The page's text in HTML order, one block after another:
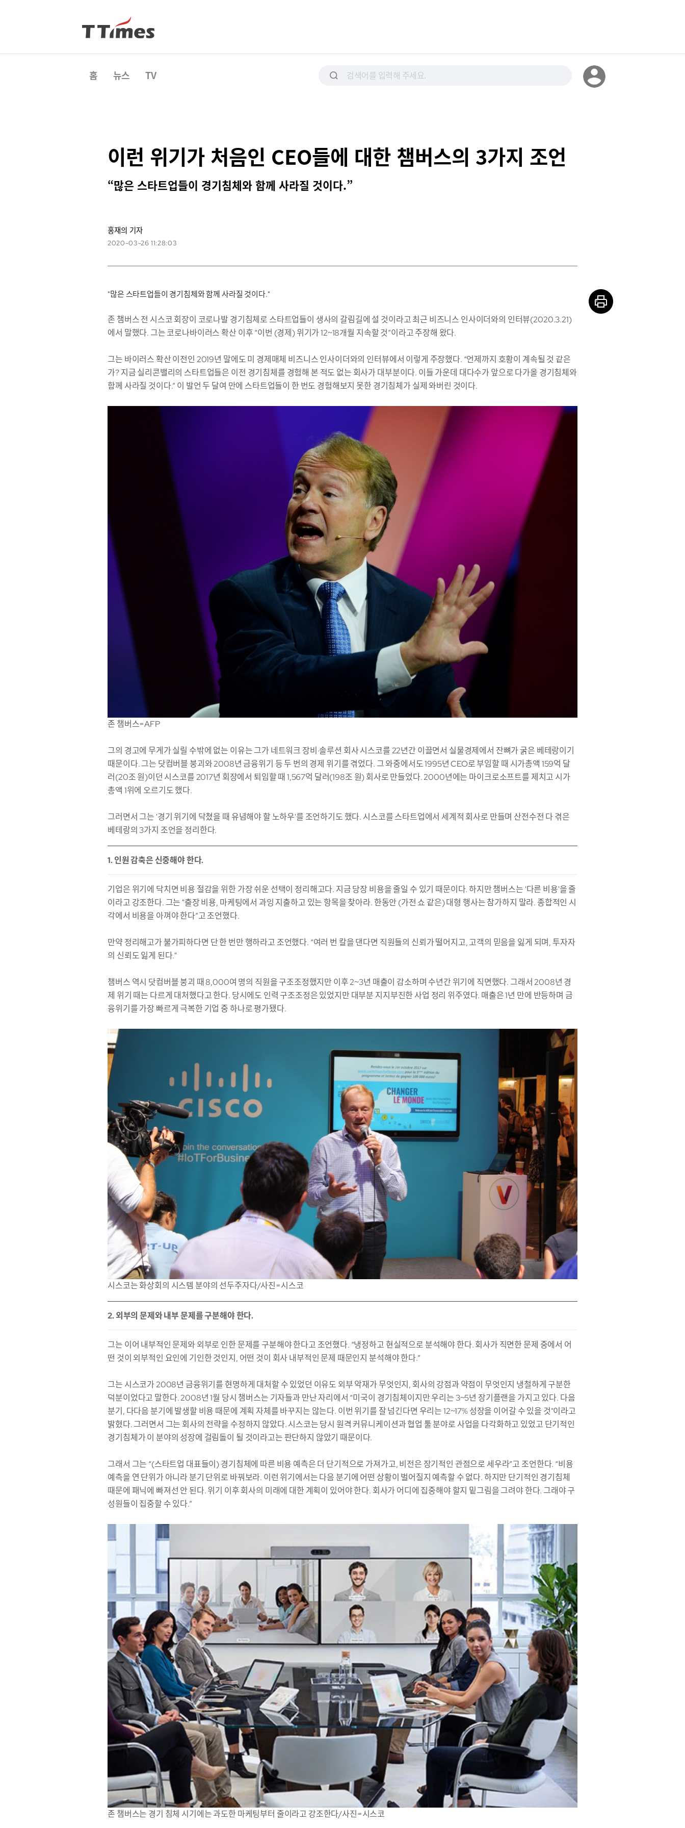
홈 뉴스 TV
이런 위기가 처음인 CEO들에 대한 챔버스의 3가지 조언
“많은 스타트업들이 경기침체와 함께 사라질 것이다.”
"많은 스타트업들이 경기침체와 함께 사라질 것이다."
존 챔버스 전 시스코 회장이 코로나발 경기침체로 스타트업들이 생사의 갈림길에 설 것이라고 최근 비즈니스 인사이더와의 인터뷰(2020.3.21)
에서 말했다. 그는 코로나바이러스 확산 이후 “이번 (경제) 위기가 12~18개월 지속할 것”이라고 주장해 왔다.
그는 바이러스 확산 이전인 2019년 말에도 미 경제매체 비즈니스 인사이더와의 인터뷰에서 이렇게 주장했다. “언제까지 호황이 계속될 것 같은
가? 지금 실리콘밸리의 스타트업들은 이전 경기침체를 경험해 본 적도 없는 회사가 대부분이다. 이들 가운데 대다수가 앞으로 다가올 경기침체와
함께 사라질 것이다.” 이 발언 두 달여 만에 스타트업들이 한 번도 경험해보지 못한 경기침체가 실제 와버린 것이다.
존 챔버스=AFP
그의 경고에 무게가 실릴 수밖에 없는 이유는 그가 네트워크 장비·솔루션 회사 시스코를 22년간 이끌면서 실물경제에서 잔뼈가 굵은 베테랑이기
때문이다. 그는 닷컴버블 붕괴와 2008년 금융위기 등 두 번의 경제 위기를 겪었다. 그 와중에서도 1995년 CEO로 부임할 때 시가총액 159억 달
러(20조 원)이던 시스코를 2017년 회장에서 퇴임할 때 1,567억 달러(198조 원) 회사로 만들었다. 2000년에는 마이크로소프트를 제치고 시가
총액 1위에 오르기도 했다.
그러면서 그는 '경기 위기에 닥쳤을 때 유념해야 할 노하우'를 조언하기도 했다. 시스코를 스타트업에서 세계적 회사로 만들며 산전수전 다 겪은
베테랑의 3가지 조언을 정리한다.
1. 인원 감축은 신중해야 한다.
기업은 위기에 닥치면 비용 절감을 위한 가장 쉬운 선택이 정리해고다. 지금 당장 비용을 줄일 수 있기 때문이다. 하지만 챔버스는 '다른 비용'을 줄
이라고 강조한다. 그는 "출장 비용, 마케팅에서 과잉 지출하고 있는 항목을 찾아라. 한동안 (가전 쇼 같은) 대형 행사는 참가하지 말라. 종합적인 시
각에서 비용을 아껴야 한다”고 조언했다.
만약 정리해고가 불가피하다면 단 한 번만 행하라고 조언했다. “여러 번 칼을 댄다면 직원들의 신뢰가 떨어지고, 고객의 믿음을 잃게 되며, 투자자
의 신뢰도 잃게 된다."
챔버스 역시 닷컴버블 붕괴 때 8,000여 명의 직원을 구조조정했지만 이후 2~3년 매출이 감소하며 수년간 위기에 직면했다. 그래서 2008년 경
제 위기 때는 다르게 대처했다고 한다. 당시에도 인력 구조조정은 있었지만 대부분 지지부진한 사업 정리 위주였다. 매출은 1년 만에 반등하며 금
융위기를 가장 빠르게 극복한 기업 중 하나로 평가됐다.
시스코는 화상회의 시스템 분야의 선두주자다/사진=시스코
2. 외부의 문제와 내부 문제를 구분해야 한다.
그는 이어 내부적인 문제와 외부로 인한 문제를 구분해야 한다고 조언했다. “냉정하고 현실적으로 분석해야 한다. 회사가 직면한 문제 중에서 어
떤 것이 외부적인 요인에 기인한 것인지, 어떤 것이 회사 내부적인 문제 때문인지 분석해야 한다.”
그는 시스코가 2008년 금융위기를 현명하게 대처할 수 있었던 이유도 외부 악재가 무엇인지, 회사의 강점과 약점이 무엇인지 냉철하게 구분한
덕분이었다고 말한다. 2008년 1월 당시 챔버스는 기자들과 만난 자리에서 “미국이 경기침체이지만 우리는 3~5년 장기플랜을 가지고 있다. 다음
분기, 다다음 분기에 발생할 비용 때문에 계획 자체를 바꾸지는 않는다. 이번 위기를 잘 넘긴다면 우리는 12~17% 성장을 이어갈 수 있을 것"이라고
밝혔다. 그러면서 그는 회사의 전략을 수정하지 않았다. 시스코는 당시 원격 커뮤니케이션과 협업 툴 분야로 사업을 다각화하고 있었고 단기적인
경기침체가 이 분야의 성장에 걸림돌이 될 것이라고는 판단하지 않았기 때문이다.
그래서 그는 “(스타트업 대표들이) 경기침체에 따른 비용 예측은 더 단기적으로 가져가고, 비전은 장기적인 관점으로 세우라”고 조언한다. “비용
예측을 연 단위가 아니라 분기 단위로 바꿔보라. 이런 위기에서는 다음 분기에 어떤 상황이 벌어질지 예측할 수 없다. 하지만 단기적인 경기침체
때문에 패닉에 빠져선 안 된다. 위기 이후 회사의 미래에 대한 계획이 있어야 한다. 회사가 어디에 집중해야 할지 밑그림을 그려야 한다. 그래야 구
성원들이 집중할 수 있다.”
존 챔버스는 경기 침체 시기에는 과도한 마케팅부터 줄이라고 강조한다/사진=시스코
홍재의 기자
2020-03-26 11:28:03